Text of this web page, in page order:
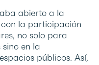
abierto a la
la participación
no solo para
en la
públicos. Así,